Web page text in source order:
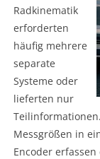
Radkinematik
erforderten
häufig mehrere
separate
Systeme oder
lieferten nur
Messgrößen in
Encoder